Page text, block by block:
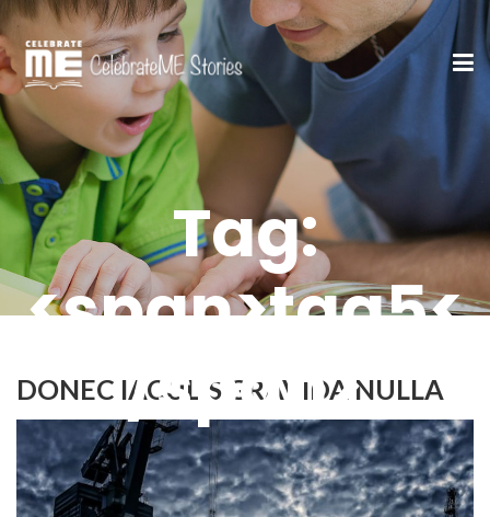
Tag:
<span>tag5<
/span>
DONEC IACULIS GRAVIDA NULLA